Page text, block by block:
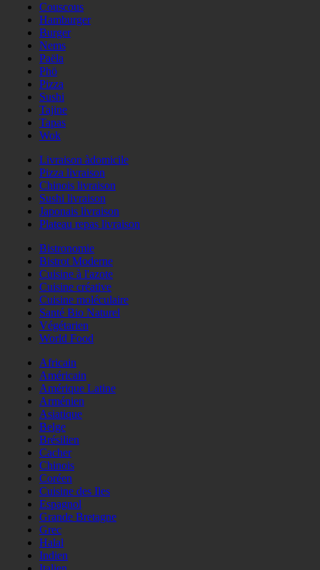
Couscous
Hamburger
Burger
Nems
Paëla
Phö
Pizza
Sushi
Tajine
Tapas
Wok
Livraison àdomicile
Pizza livraison
Chinois livraison
Sushi livraison
Japonais livraison
Plateau repas livraison
Bistronomie
Bistrot Moderne
Cuisine à l'azote
Cuisine créative
Cuisine moléculaire
Santé Bio Naturel
Végétarien
World Food
Africain
Américain
Amérique Latine
Arménien
Asiatique
Belge
Brésilien
Cacher
Chinois
Coréen
Cuisine des Iles
Espagnol
Grande Bretagne
Grec
Halal
Indien